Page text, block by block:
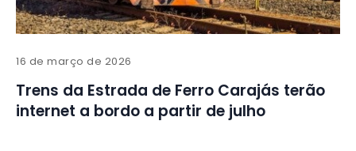
16 de março de 2026
Trens da Estrada de Ferro Carajás terão
internet a bordo a partir de julho